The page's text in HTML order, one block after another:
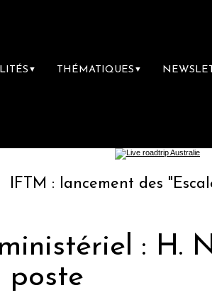
▼ THÉMATIQUES ▼
des "Escales
: H.
poste